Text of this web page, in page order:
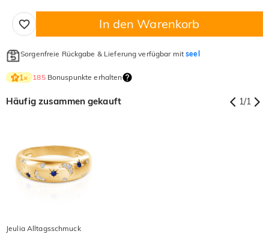
In den Warenkorb
Sorgenfreie Rückgabe & Lieferung verfügbar mitseel
1× 185Bonuspunkte erhalten
Häufig zusammen gekauft 1/1
Jeulia Alltagsschmuck